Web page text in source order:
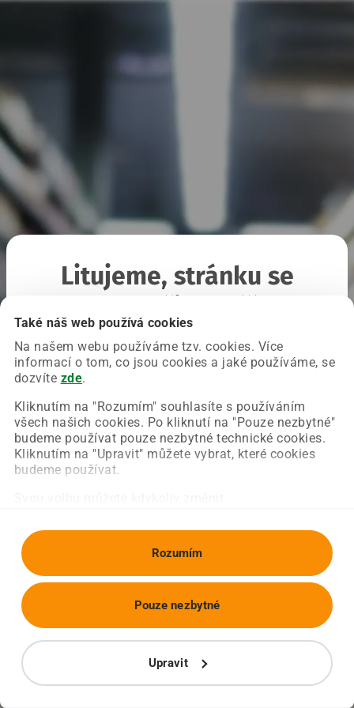
Také náš web používá cookies
Na našem webu používáme tzv. cookies. Více
informací o tom, co jsou cookies a jaké používáme, se
dozvíte zde.
Kliknutím na "Rozumím" souhlasíte s používáním
všech našich cookies. Po kliknutí na "Pouze nezbytné"
budeme používat pouze nezbytné technické cookies.
Kliknutím na "Upravit" můžete vybrat, které cookies
budeme používat.
Rozumím
Upravit
Pouze nezbytné
Litujeme, stránku se
Chyba nastala na naší straně a už ji opravujeme.
Zkuste prosím znovu načíst požadovanou stránku.
Obnovit stránku Úvodní strana